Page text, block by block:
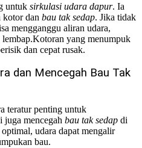
untuk sirkulasi udara dapur. Ia
kotor dan bau tak sedap. Jika tidak
mengganggu aliran udara,
lembap.Kotoran yang menumpuk
dan cepat rusak.
dan Mencegah Bau Tak
teratur penting untuk
juga mencegah bau tak sedap di
udara dapat mengalir
bau.